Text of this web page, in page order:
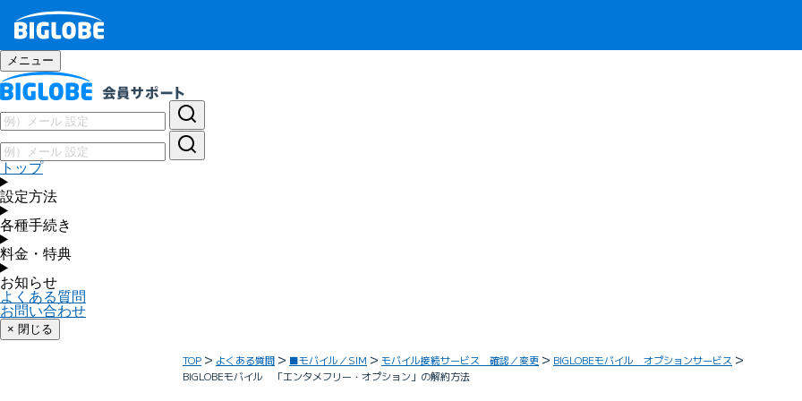
メニュー
トップ
設定方法
各種手続き
料金・特典
お知らせ
よくある質問
お問い合わせ
× 閉じる
TOP よくある質問 ■モバイル／SIM モバイル接続サービス 確認／変更
BIGLOBEモバイル オプションサービス
BIGLOBEモバイル 「エンタメフリー・オプション」の解約方法